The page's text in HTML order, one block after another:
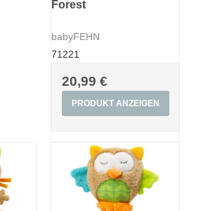
Forest
babyFEHN
71221
20,99 €
PRODUKT ANZEIGEN